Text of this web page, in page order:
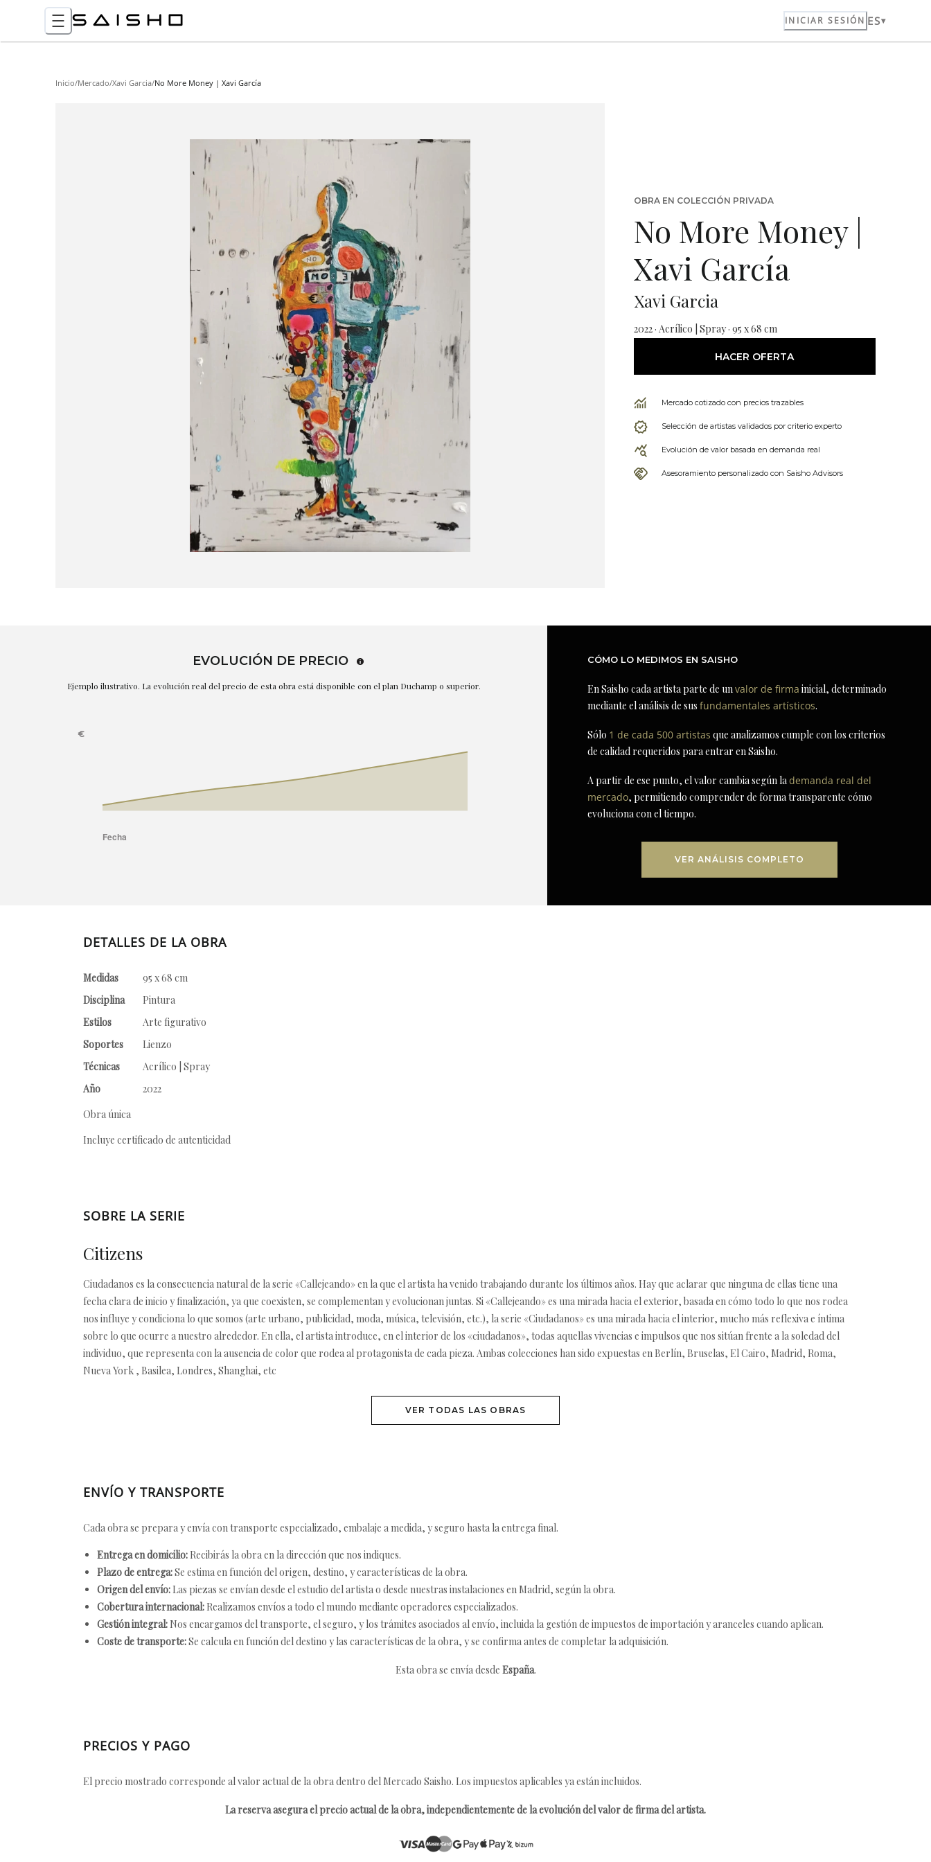
INICIAR SESIÓN ES
Inicio/Mercado/Xavi Garcia/No More Money | Xavi García
OBRA EN COLECCIÓN PRIVADA
No More Money |
Xavi García
Xavi Garcia
2022 · Acrílico | Spray · 95 x 68 cm
HACER OFERTA
Mercado cotizado con precios trazables
Selección de artistas validados por criterio experto
Evolución de valor basada en demanda real
Asesoramiento personalizado con Saisho Advisors
EVOLUCIÓN DE PRECIO
Ejemplo ilustrativo. La evolución real del precio de esta obra está disponible con el plan Duchamp o superior.
CÓMO LO MEDIMOS EN SAISHO
En Saisho cada artista parte de unvalor de firma inicial, determinado
mediante el análisis de susfundamentales artísticos.
Sólo 1 de cada 500 artistas que analizamos cumple con los criterios
de calidad requeridos para entrar en Saisho.
A partir de ese punto, el valor cambia según lademanda real del
mercado, permitiendo comprender de forma transparente cómo
evoluciona con el tiempo.
VER ANÁLISIS COMPLETO
DETALLES DE LA OBRA
Medidas
95 x 68 cm
Disciplina
Pintura
Estilos
Arte figurativo
Soportes
Lienzo
Técnicas
Acrílico | Spray
Año
2022
Obra única
Incluye certificado de autenticidad
SOBRE LA SERIE
Citizens
Ciudadanos es la consecuencia natural de la serie «Callejeando» en la que el artista ha venido trabajando durante los últimos años. Hay que aclarar que ninguna de ellas tiene una
fecha clara de inicio y finalización, ya que coexisten, se complementan y evolucionan juntas. Si «Callejeando» es una mirada hacia el exterior, basada en cómo todo lo que nos rodea
nos influye y condiciona lo que somos (arte urbano, publicidad, moda, música, televisión, etc.), la serie «Ciudadanos» es una mirada hacia el interior, mucho más reflexiva e íntima
sobre lo que ocurre a nuestro alrededor. En ella, el artista introduce, en el interior de los «ciudadanos», todas aquellas vivencias e impulsos que nos sitúan frente a la soledad del
individuo, que representa con la ausencia de color que rodea al protagonista de cada pieza. Ambas colecciones han sido expuestas en Berlín, Bruselas, El Cairo, Madrid, Roma,
Nueva York , Basilea, Londres, Shanghai, etc
VER TODAS LAS OBRAS
ENVÍO Y TRANSPORTE
Cada obra se prepara y envía con transporte especializado, embalaje a medida, y seguro hasta la entrega final.
Entrega en domicilio: Recibirás la obra en la dirección que nos indiques.
Plazo de entrega:Se estima en función del origen, destino, y características de la obra.
Origen del envío: Las piezas se envían desde el estudio del artista o desde nuestras instalaciones en Madrid, según la obra.
Cobertura internacional: Realizamos envíos a todo el mundo mediante operadores especializados.
Gestión integral: Nos encargamos del transporte, el seguro, y los trámites asociados al envío, incluida la gestión de impuestos de importación y aranceles cuando aplican.
Coste de transporte:Se calcula en función del destino y las características de la obra, y se confirma antes de completar la adquisición.
Esta obra se envía desde España.
PRECIOS Y PAGO
El precio mostrado corresponde al valor actual de la obra dentro del Mercado Saisho. Los impuestos aplicables ya están incluidos.
La reserva asegura el precio actual de la obra, independientemente de la evolución del valor de firma del artista.